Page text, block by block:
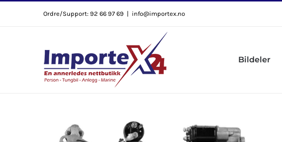
Ordre/Support: 92 66 97 69 | info@importex.no
Bildeler